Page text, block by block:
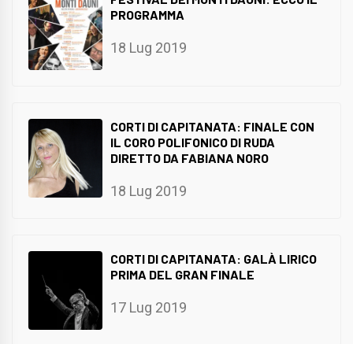
PROGRAMMA
18 Lug 2019
CORTI DI CAPITANATA: FINALE CON
IL CORO POLIFONICO DI RUDA
DIRETTO DA FABIANA NORO
18 Lug 2019
CORTI DI CAPITANATA: GALÀ LIRICO
PRIMA DEL GRAN FINALE
17 Lug 2019